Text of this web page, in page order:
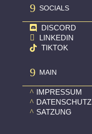
9 SOCIALS

DISCORD

LINKEDIN
 TIKTOK
9 MAIN
^ IMPRESSUM
^ DATENSCHUTZ
^ SATZUNG